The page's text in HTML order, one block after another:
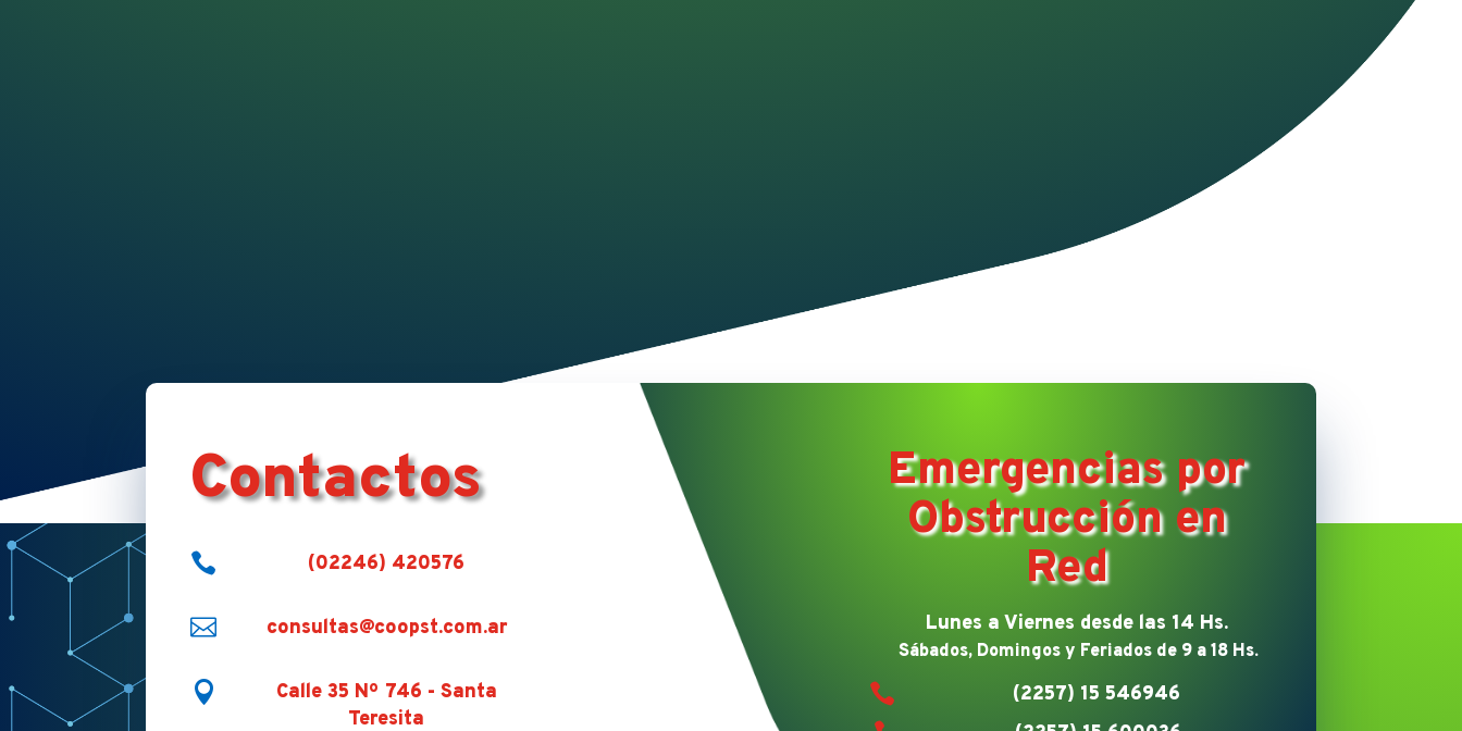
Contactos
 (02246) 420576
 consultas@coopst.com.ar

Calle 35 Nº 746 - Santa
Teresita
Emergencias por
Obstrucción en
Red
Lunes a Viernes desde las 14 Hs.
Sábados, Domingos y Feriados de 9 a 18 Hs.
 (2257) 15 546946